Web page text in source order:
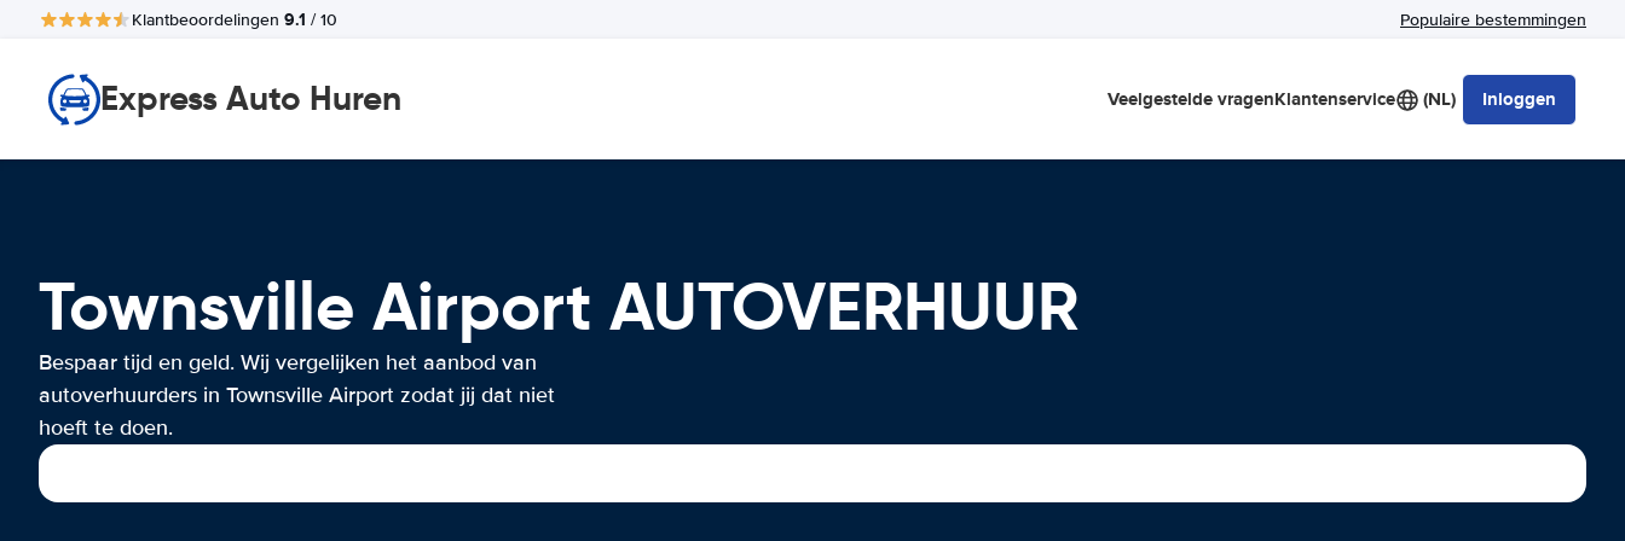
Klantbeoordelingen 9.1 / 10 Populaire bestemmingen
Express Auto Huren Veelgestelde vragenKlantenservice (NL) Inloggen
Townsville Airport AUTOVERHUUR
Bespaar tijd en geld. Wij vergelijken het aanbod van
autoverhuurders in Townsville Airport zodat jij dat niet
hoeft te doen.